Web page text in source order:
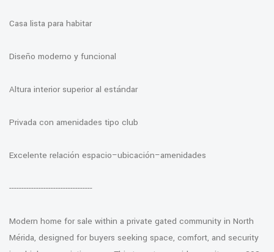
Casa lista para habitar
Diseño moderno y funcional
Altura interior superior al estándar
Privada con amenidades tipo club
Excelente relación espacio–ubicación–amenidades
----------------------------------
Modern home for sale within a private gated community in North
Mérida, designed for buyers seeking space, comfort, and security